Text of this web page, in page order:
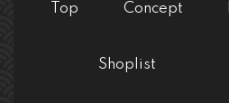
Top Concept
Shoplist